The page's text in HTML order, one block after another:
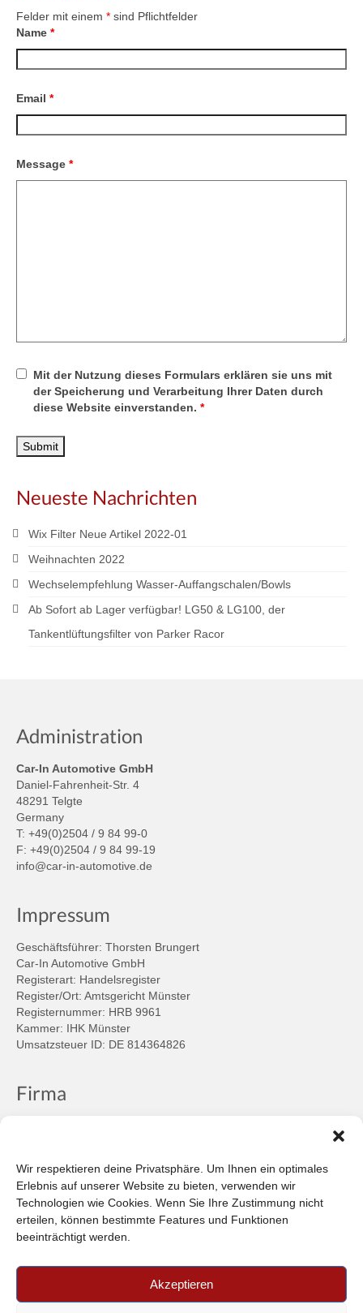
Wir respektieren deine Privatsphäre. Um Ihnen ein optimales
Erlebnis auf unserer Website zu bieten, verwenden wir
Technologien wie Cookies. Wenn Sie Ihre Zustimmung nicht
erteilen, können bestimmte Features und Funktionen
beeinträchtigt werden.
Akzeptieren
Felder mit einem * sind Pflichtfelder
Name *
Email *
Message *
Mit der Nutzung dieses Formulars erklären sie uns mit
der Speicherung und Verarbeitung Ihrer Daten durch
diese Website einverstanden.*
Neueste Nachrichten
Wix Filter Neue Artikel 2022-01
Weihnachten 2022
Wechselempfehlung Wasser-Auffangschalen/Bowls
Ab Sofort ab Lager verfügbar! LG50 & LG100, der
Tankentlüftungsfilter von Parker Racor
Administration
Car-In Automotive GmbH
Daniel-Fahrenheit-Str. 4
48291 Telgte
Germany
T: +49(0)2504 / 9 84 99-0
F: +49(0)2504 / 9 84 99-19
info@car-in-automotive.de
Impressum
Geschäftsführer: Thorsten Brungert
Car-In Automotive GmbH
Registerart: Handelsregister
Register/Ort: Amtsgericht Münster
Registernummer: HRB 9961
Kammer: IHK Münster
Umsatzsteuer ID: DE 814364826
Firma
Über uns
Informationen
Plattform der EU-Kommission zur Online-Streitbeilegung
Unsere AGB (PDF)